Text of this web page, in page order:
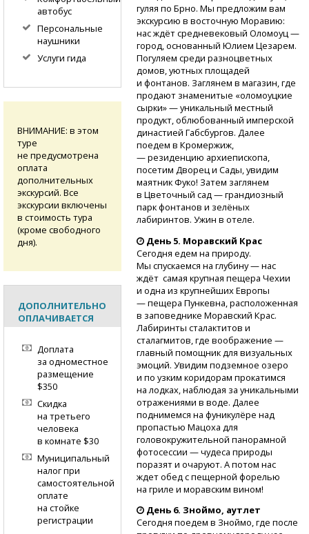
гуляя по Брно. Мы предложим вам
экскурсию в восточную Моравию:
нас ждёт средневековый Оломоуц —
город, основанный Юлием Цезарем.
Погуляем среди разноцветных
домов, уютных площадей
и фонтанов. Заглянем в магазин, где
продают знаменитые «оломоуцкие
сырки» — уникальный местный
продукт, облюбованный имперской
династией Габсбургов. Далее
поедем в Кромержиж,
— резиденцию архиепископа,
посетим Дворец и Сады, увидим
маятник Фуко! Затем заглянем
в Цветочный сад — грандиозный
парк фонтанов и зелёных
лабиринтов. Ужин в отеле.
День 5. Моравский Крас
Сегодня едем на природу.
Мы спускаемся на глубину — нас
ждёт самая крупная пещера Чехии
и одна из крупнейших Европы
— пещера Пункевна, расположенная
в заповеднике Моравский Крас.
Лабиринты сталактитов и
сталагмитов, где воображение —
главный помощник для визуальных
эмоций. Увидим подземное озеро
и по узким коридорам прокатимся
на лодках, наблюдая за уникальными
отражениями в воде. Далее
поднимемся на фуникулёре над
пропастью Мацоха для
головокружительной панорамной
фотосессии — чудеса природы
поразят и очаруют. А потом нас
ждет обед с пещерной форелью
на гриле и моравским вином!
День 6. Зноймо, аутлет
Сегодня поедем в Зноймо, где после
автобус
Персональные
наушники
Услуги гида
ВНИМАНИЕ: в этом
туре
не предусмотрена
оплата
дополнительных
экскурсий. Все
экскурсии включены
в стоимость тура
(кроме свободного
дня).
ДОПОЛНИТЕЛЬНО
ОПЛАЧИВАЕТСЯ
Доплата
за одноместное
размещение
$350
Скидка
на третьего
человека
в комнате $30
Муниципальный
налог при
самостоятельной
оплате
на стойке
регистрации